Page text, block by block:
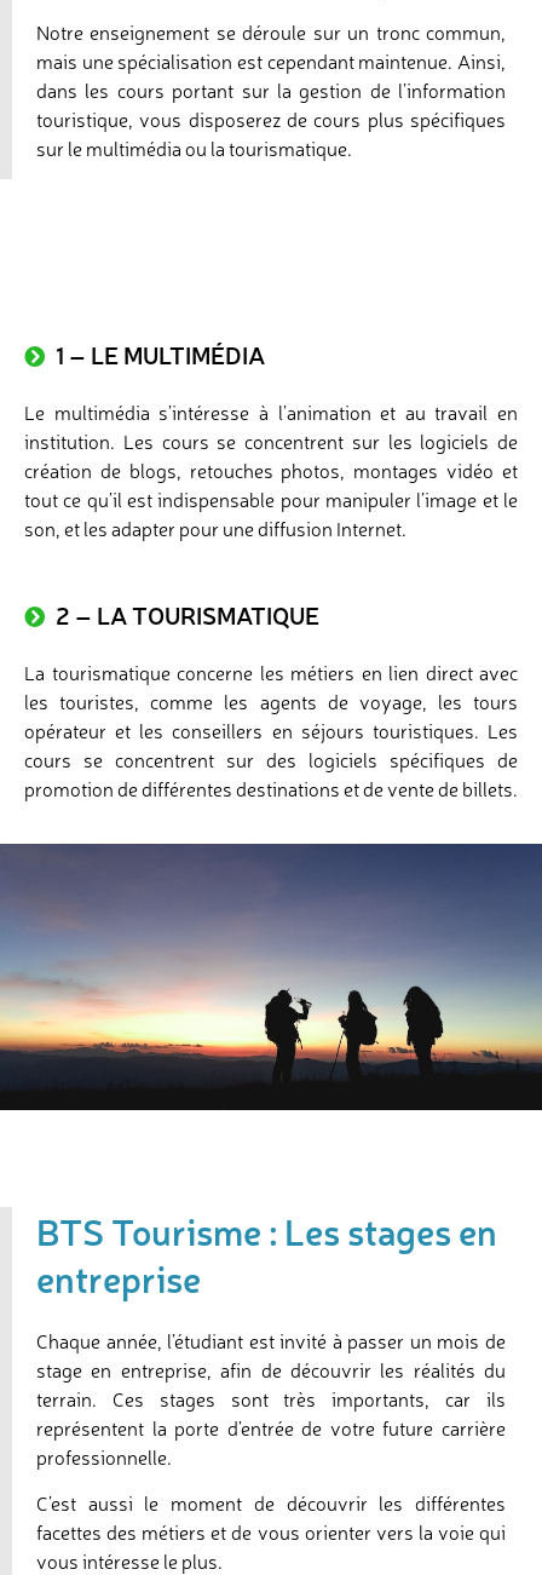
Notre enseignement se déroule sur un tronc commun,
mais une spécialisation est cependant maintenue. Ainsi,
dans les cours portant sur la gestion de l’information
touristique, vous disposerez de cours plus spécifiques
sur le multimédia ou la tourismatique.
1 – LE MULTIMÉDIA
Le multimédia s’intéresse à l’animation et au travail en
institution. Les cours se concentrent sur les logiciels de
création de blogs, retouches photos, montages vidéo et
tout ce qu’il est indispensable pour manipuler l’image et le
son, et les adapter pour une diffusion Internet.
2 – LA TOURISMATIQUE
La tourismatique concerne les métiers en lien direct avec
les touristes, comme les agents de voyage, les tours
opérateur et les conseillers en séjours touristiques. Les
cours se concentrent sur des logiciels spécifiques de
promotion de différentes destinations et de vente de billets.
BTS Tourisme : Les stages en
entreprise
Chaque année, l’étudiant est invité à passer un mois de
stage en entreprise, afin de découvrir les réalités du
terrain. Ces stages sont très importants, car ils
représentent la porte d’entrée de votre future carrière
professionnelle.
C’est aussi le moment de découvrir les différentes
facettes des métiers et de vous orienter vers la voie qui
vous intéresse le plus.